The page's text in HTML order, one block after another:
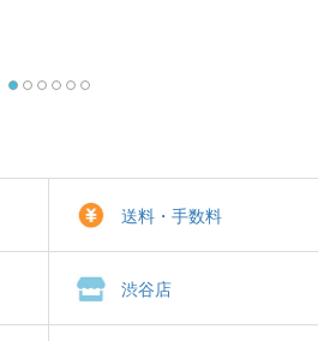
送料・手数料
渋谷店